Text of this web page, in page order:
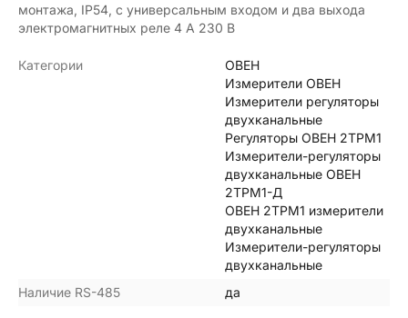
монтажа, IP54, с универсальным входом и два выхода
электромагнитных реле 4 А 230 В
Категории
ОВЕН
Измерители ОВЕН
Измерители регуляторы
двухканальные
Регуляторы ОВЕН 2ТРМ1
Измерители-регуляторы
двухканальные ОВЕН
2ТРМ1-Д
ОВЕН 2ТРМ1 измерители
двухканальные
Измерители-регуляторы
двухканальные
Наличие RS-485
да